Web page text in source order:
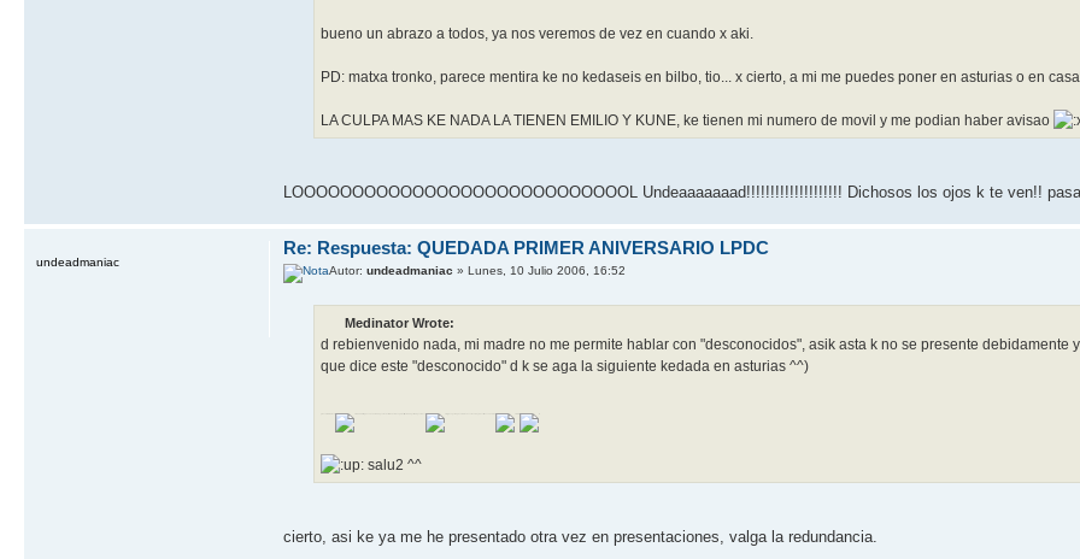
bueno un abrazo a todos, ya nos veremos de vez en cuando x aki.
PD: matxa tronko, parece mentira ke no kedaseis en bilbo, tio... x cierto, a mi me puedes poner en asturias o en
LA CULPA MAS KE NADA LA TIENEN EMILIO Y KUNE, ke tienen mi numero de movil y me podian haber avisao
LOOOOOOOOOOOOOOOOOOOOOOOOOOOOL Undeaaaaaaad!!!!!!!!!!!!!!!!!!!! Dichosos los ojos k te ven!!
Re: Respuesta: QUEDADA PRIMER ANIVERSARIO LPDC
Autor:undeadmaniac » Lunes, 10 Julio 2006, 16:52
Medinator Wrote:
d rebienvenido nada, mi madre no me permite hablar con "desconocidos", asik asta k no se presente debidamente
que dice este "desconocido" d k se aga la siguiente kedada en asturias ^^)
salu2 ^^
cierto, asi ke ya me he presentado otra vez en presentaciones, valga la redundancia.
undeadmaniac